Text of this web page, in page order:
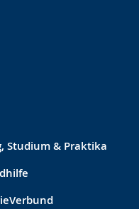
Studium & Praktika